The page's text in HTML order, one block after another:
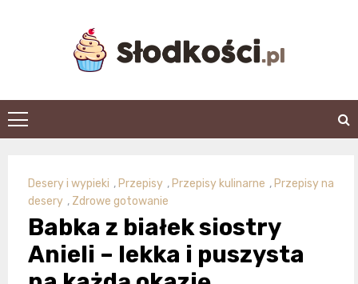
slodkosci.pl
Desery i wypieki , Przepisy , Przepisy kulinarne , Przepisy na
desery , Zdrowe gotowanie
Babka z białek siostry
Anieli – lekka i puszysta